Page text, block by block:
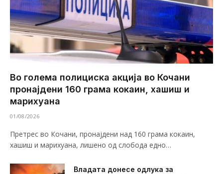
Во голема полициска акција во Кочани
пронајдени 160 грама кокаин, хашиш и
марихуана
01/08/2026
Претрес во Кочани, пронајдени над 160 грама кокаин,
хашиш и марихуана, лишено од слобода едно…
Владата донесе одлука за